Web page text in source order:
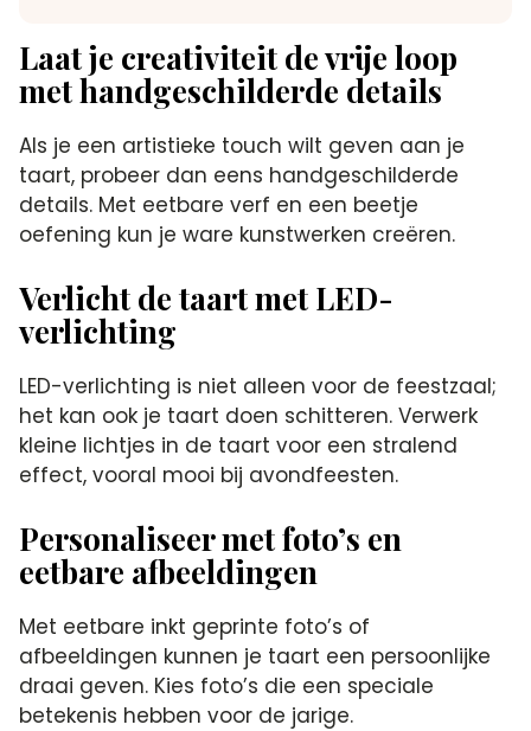
Laat je creativiteit de vrije loop
met handgeschilderde details
Als je een artistieke touch wilt geven aan je
taart, probeer dan eens handgeschilderde
details.​ Met eetbare verf en een beetje
oefening kun je ware kunstwerken creëren.​
Verlicht de taart met LED-
verlichting
LED-verlichting is niet alleen voor de feestzaal;
het kan ook je taart doen schitteren.​ Verwerk
kleine lichtjes in de taart voor een stralend
effect, vooral mooi bij avondfeesten.​
Personaliseer met foto’s en
eetbare afbeeldingen
Met eetbare inkt geprinte foto’s of
afbeeldingen kunnen je taart een persoonlijke
draai geven.​ Kies foto’s die een speciale
betekenis hebben voor de jarige.​